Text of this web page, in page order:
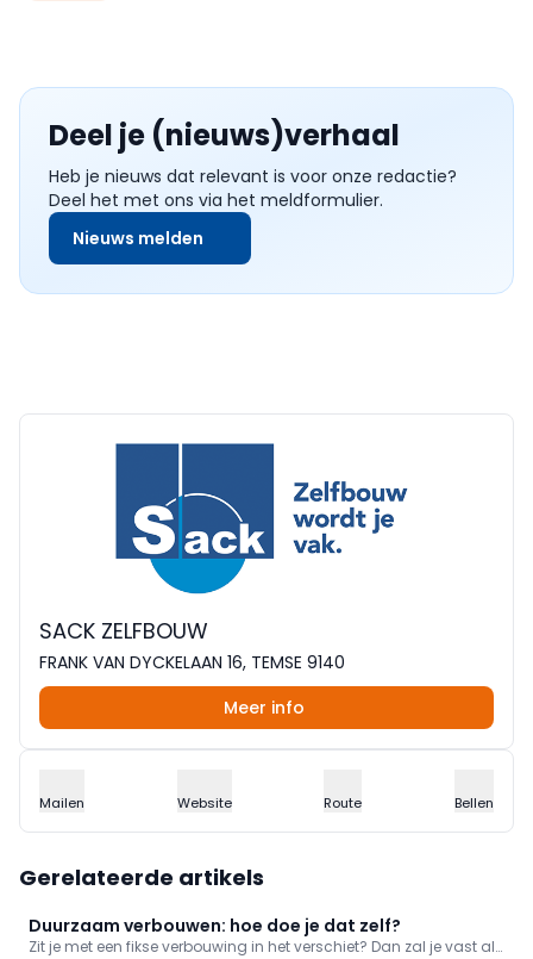
Deel je (nieuws)verhaal
Heb je nieuws dat relevant is voor onze redactie?
Deel het met ons via het meldformulier.
Nieuws melden
SACK ZELFBOUW
FRANK VAN DYCKELAAN 16, TEMSE 9140
Meer info
Mailen Website Route Bellen
Gerelateerde artikels
Duurzaam verbouwen: hoe doe je dat zelf?
Zit je met een fikse verbouwing in het verschiet? Dan zal je vast al